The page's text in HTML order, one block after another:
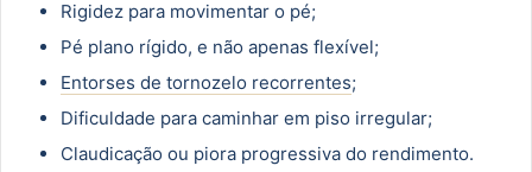
Rigidez para movimentar o pé;
Pé plano rígido, e não apenas flexível;
Entorses de tornozelo recorrentes;
Dificuldade para caminhar em piso irregular;
Claudicação ou piora progressiva do rendimento.